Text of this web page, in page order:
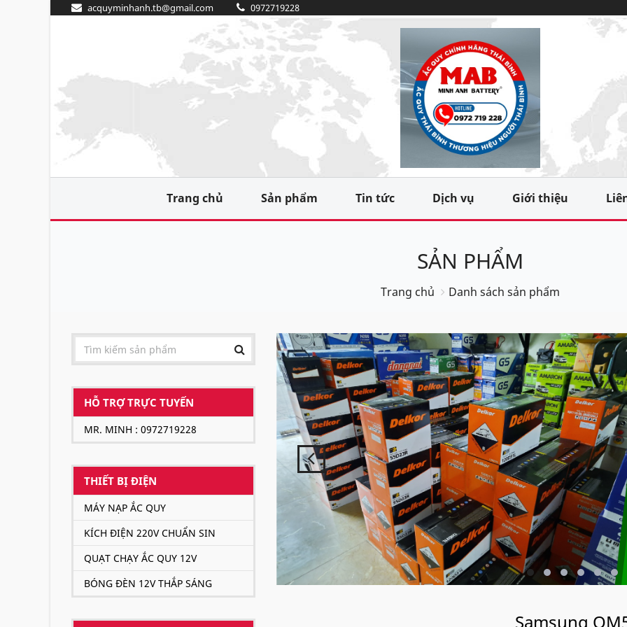
acquyminhanh.tb@gmail.com 0972719228
Trang chủ Sản phẩm Tin tức Dịch vụ Giới thiệu
SẢN PHẨM
Trang chủ Danh sách sản phẩm
HỖ TRỢ TRỰC TUYẾN
MR. MINH : 0972719228
THIẾT BỊ ĐIỆN
MÁY NẠP ẮC QUY
KÍCH ĐIỆN 220V CHUẨN SIN
QUẠT CHẠY ẮC QUY 12V
BÓNG ĐÈN 12V THẮP SÁNG
Samsung